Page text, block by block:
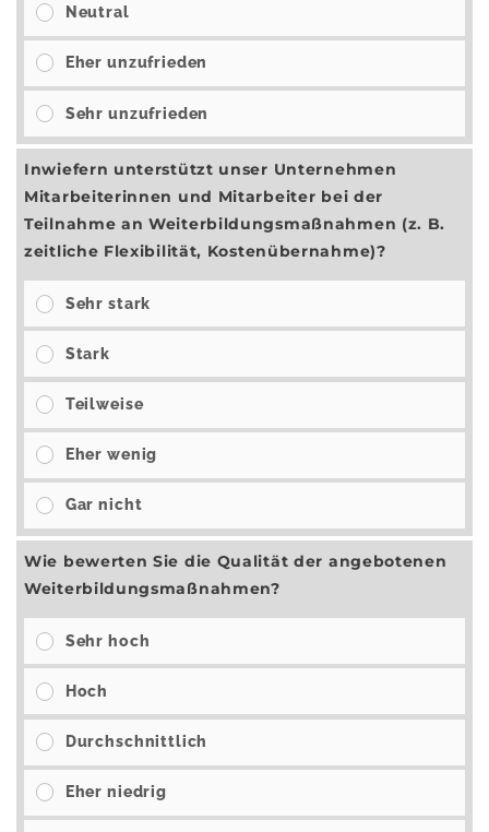
Neutral
Eher unzufrieden
Sehr unzufrieden
Inwiefern unterstützt unser Unternehmen
Mitarbeiterinnen und Mitarbeiter bei der
Teilnahme an Weiterbildungsmaßnahmen (z. B.
zeitliche Flexibilität, Kostenübernahme)?
Sehr stark
Stark
Teilweise
Eher wenig
Gar nicht
Wie bewerten Sie die Qualität der angebotenen
Weiterbildungsmaßnahmen?
Sehr hoch
Hoch
Durchschnittlich
Eher niedrig